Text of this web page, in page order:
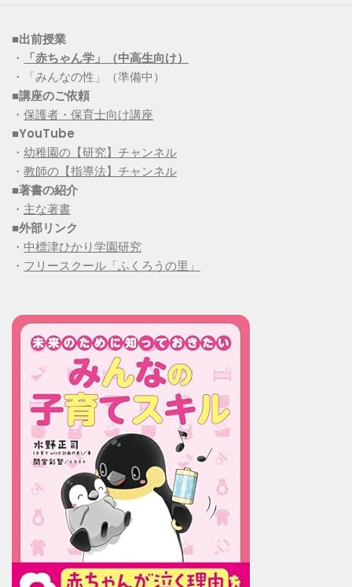
■出前授業
・
「赤ちゃん学」（中高生向け）
・「みんなの性」（準備中）
■講座のご依頼
・ 保護者・保育士向け講座
■YouTube
・ 幼稚園の【研究】チャンネル
・ 教師の【指導法】チャンネル
■著書の紹介
・ 主な著書
■外部リンク
・ 中標津ひかり学園研究
・ フリースクール「ふくろうの里」